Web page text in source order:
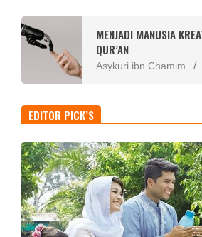
MENJADI MANUSIA
QUR’AN
Asykuri ibn Chamim
EDITOR PICK’S